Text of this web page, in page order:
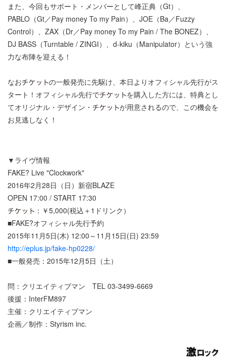
また、今回もサポート・メンバーとして峰正典（Gt）、
PABLO（Gt／Pay money To my Pain）、JOE（Ba／Fuzzy
Control）、ZAX（Dr／Pay money To my Pain / The BONEZ）、
DJ BASS（Turntable / ZINGI）、d-kiku（Manipulator）という強
力な布陣を迎える！
なお
の一般発売に先駆け、本日よりオフィシャル先行がス
タート！オフィシャル先行で
を購入した方には、特典とし
てオリジナル・デザイン・
が用意されるので、この機会を
お見逃しなく！
▼ライヴ情報
FAKE? Live "Clockwork"
2016年2月28日（日）新宿BLAZE
OPEN 17:00 / START 17:30
：￥5,000(税込＋1ドリンク）
■FAKE?オフィシャル先行予約
2015年11月5日(木) 12:00～11月15日(日) 23:59
http://eplus.jp/fake-hp0228/
■一般発売：2015年12月5日（土）
問：クリエイティブマン TEL 03-3499-6669
後援：InterFM897
主催：クリエイティブマン
企画／制作：Styrism inc.